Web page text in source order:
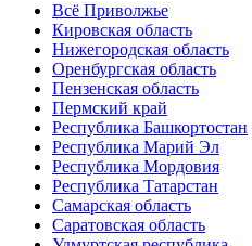
Всё Приволжье
Кировская область
Нижегородская область
Оренбургская область
Пензенская область
Пермский край
Республика Башкортостан
Республика Марий Эл
Республика Мордовия
Республика Татарстан
Самарская область
Саратовская область